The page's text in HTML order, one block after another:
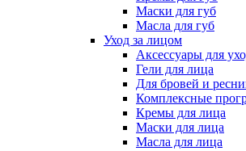
Маски для губ
Масла для губ
Уход за лицом
Аксессуары для
Гели для лица
Для бровей и
Комплексные
Кремы для лица
Маски для лица
Масла для лица